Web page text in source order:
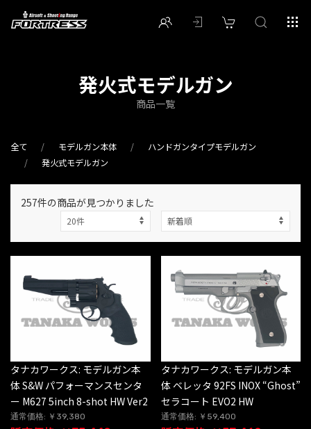
発火式モデルガン
商品一覧
全て モデルガン本体
ハンドガンタイプモデルガン
発火式モデルガン
257件の商品が見つかりました
タナカワークス: モデルガン本
体 S&W パフォーマンスセンタ
ー M627 5inch 8-shot HW Ver2
通常価格: ￥39,380
タナカワークス: モデルガン本
体 ベレッタ 92FS INOX “Ghost”
セラコート EVO2 HW
通常価格: ￥59,400